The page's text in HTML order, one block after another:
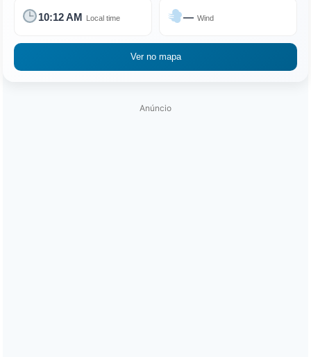
10:12 AM Local time — Wind
Ver no mapa
Anúncio